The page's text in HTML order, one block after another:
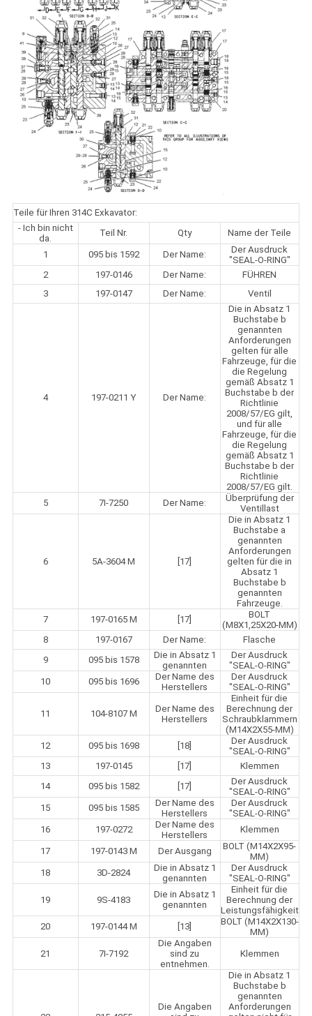
Teile für Ihren 314C Exkavator:
- Ich bin nicht
da.
Teil Nr. Qty Name der Teile
1 095 bis 1592 Der Name:
Der Ausdruck
"SEAL-O-RING"
2
197-0146 Der Name:
FÜHREN
3
197-0147 Der Name: Ventil
4 197-0211 Y Der Name:
Die in Absatz 1
Buchstabe b
genannten
Anforderungen
gelten für alle
Fahrzeuge, für die
die Regelung
gemäß Absatz 1
Buchstabe b der
Richtlinie
2008/57/EG gilt,
und für alle
Fahrzeuge, für die
die Regelung
gemäß Absatz 1
Buchstabe b der
Richtlinie
2008/57/EG gilt.
5
7I-7250 Der Name:
Überprüfung der
Ventillast
6 5A-3604 M [17]
Die in Absatz 1
Buchstabe a
genannten
Anforderungen
gelten für die in
Absatz 1
Buchstabe b
genannten
Fahrzeuge.
7
197-0165 M [17]
BOLT
(M8X1,25X20-MM)
8
197-0167 Der Name:
Flasche
9
095 bis 1578
Die in Absatz 1
genannten
Der Ausdruck
"SEAL-O-RING"
10
095 bis 1696
Der Name des
Herstellers
Der Ausdruck
"SEAL-O-RING"
11 104-8107 M
Der Name des
Herstellers
Einheit für die
Berechnung der
Schraubklammern
(M14X2X55-MM)
12
095 bis 1698 [18]
Der Ausdruck
"SEAL-O-RING"
13
197-0145 [17]
Klemmen
14
095 bis 1582 [17]
Der Ausdruck
"SEAL-O-RING"
15
095 bis 1585
Der Name des
Herstellers
Der Ausdruck
"SEAL-O-RING"
16
197-0272
Der Name des
Herstellers
Klemmen
17 197-0143 M Der Ausgang
BOLT (M14X2X95-
MM)
18
3D-2824
Die in Absatz 1
genannten
Der Ausdruck
"SEAL-O-RING"
19 9S-4183
Die in Absatz 1
genannten
Einheit für die
Berechnung der
Leistungsfähigkeit
20
197-0144 M [13]
BOLT (M14X2X130-
MM)
21 7I-7192
Die Angaben
sind zu
entnehmen.
Klemmen
Die Angaben
Die in Absatz 1
Buchstabe b
genannten
Anforderungen